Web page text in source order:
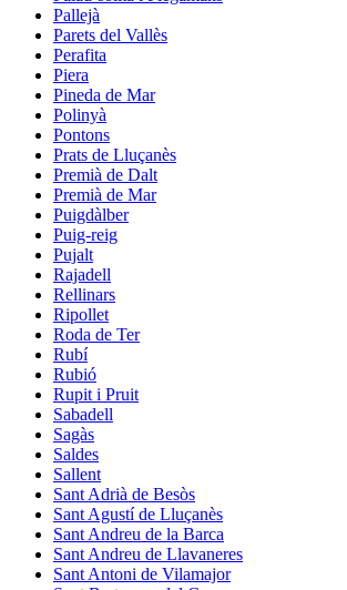
Pallejà
Parets del Vallès
Perafita
Piera
Pineda de Mar
Polinyà
Pontons
Prats de Lluçanès
Premià de Dalt
Premià de Mar
Puigdàlber
Puig-reig
Pujalt
Rajadell
Rellinars
Ripollet
Roda de Ter
Rubí
Rubió
Rupit i Pruit
Sabadell
Sagàs
Saldes
Sallent
Sant Adrià de Besòs
Sant Agustí de Lluçanès
Sant Andreu de la Barca
Sant Andreu de Llavaneres
Sant Antoni de Vilamajor